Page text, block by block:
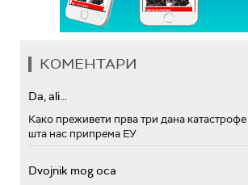
КОМЕНТАРИ
Da, ali...
Како преживети прва три дана
шта нас припрема ЕУ
Dvojnik mog oca